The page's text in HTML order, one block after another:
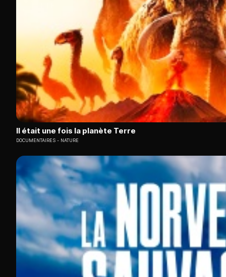
Il était une fois la planète Terre
DOCUMENTAIRES NATURE